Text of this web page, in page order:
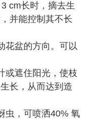
cm长时，摘去生
并能控制其不长
花盆的方向。可以
或遮住阳光，使枝
长，从而达到造
虫，可喷洒40% 氧